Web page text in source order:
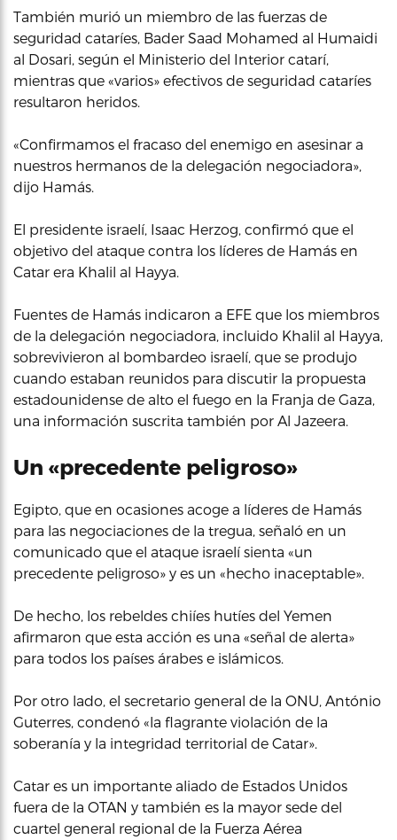
También murió un miembro de las fuerzas de
seguridad cataríes, Bader Saad Mohamed al Humaidi
al Dosari, según el Ministerio del Interior catarí,
mientras que «varios» efectivos de seguridad cataríes
resultaron heridos.
«Confirmamos el fracaso del enemigo en asesinar a
nuestros hermanos de la delegación negociadora»,
dijo Hamás.
El presidente israelí, Isaac Herzog, confirmó que el
objetivo del ataque contra los líderes de Hamás en
Catar era Khalil al Hayya.
Fuentes de Hamás indicaron a EFE que los miembros
de la delegación negociadora, incluido Khalil al Hayya,
sobrevivieron al bombardeo israelí, que se produjo
cuando estaban reunidos para discutir la propuesta
estadounidense de alto el fuego en la Franja de Gaza,
una información suscrita también por Al Jazeera.
Un «precedente peligroso»
Egipto, que en ocasiones acoge a líderes de Hamás
para las negociaciones de la tregua, señaló en un
comunicado que el ataque israelí sienta «un
precedente peligroso» y es un «hecho inaceptable».
De hecho, los rebeldes chiíes hutíes del Yemen
afirmaron que esta acción es una «señal de alerta»
para todos los países árabes e islámicos.
Por otro lado, el secretario general de la ONU, António
Guterres, condenó «la flagrante violación de la
soberanía y la integridad territorial de Catar».
Catar es un importante aliado de Estados Unidos
fuera de la OTAN y también es la mayor sede del
cuartel general regional de la Fuerza Aérea